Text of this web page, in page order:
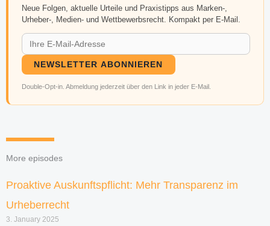
Neue Folgen, aktuelle Urteile und Praxistipps aus Marken-,
Urheber-, Medien- und Wettbewerbsrecht. Kompakt per E-Mail.
NEWSLETTER ABONNIEREN
Double-Opt-in. Abmeldung jederzeit über den Link in jeder E-Mail.
More episodes
Proaktive Auskunftspflicht: Mehr Transparenz im
Urheberrecht
3. January 2025